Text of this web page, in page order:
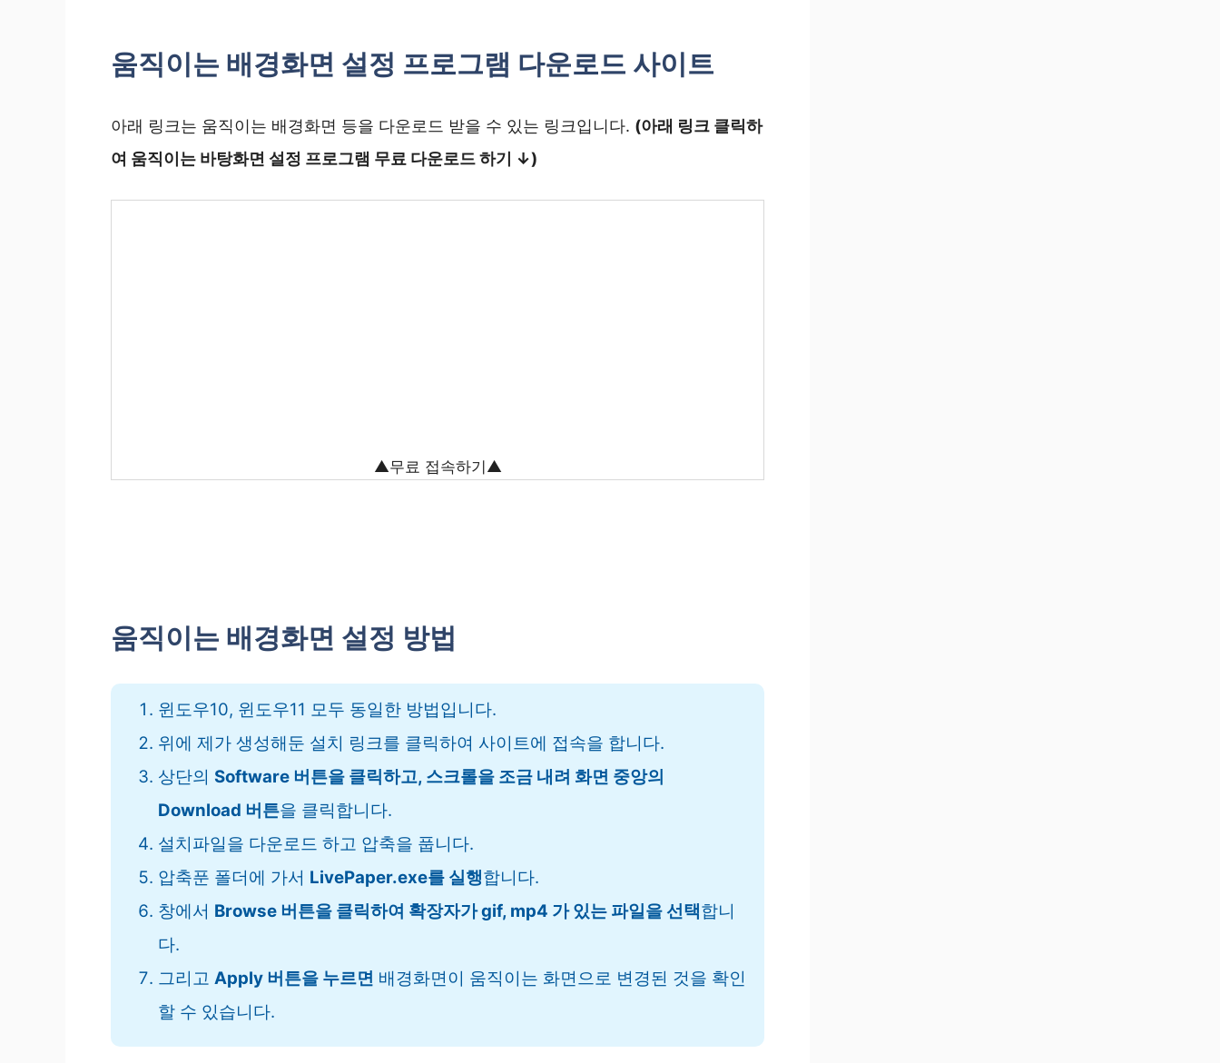
움직이는 배경화면 설정 프로그램 다운로드 사이트
아래 링크는 움직이는 배경화면 등을 다운로드 받을 수 있는 링크입니다. (아래 링크 클릭하
여 움직이는 바탕화면 설정 프로그램 무료 다운로드 하기 ↓)
▲무료 접속하기▲
움직이는 배경화면 설정 방법
윈도우10, 윈도우11 모두 동일한 방법입니다.
위에 제가 생성해둔 설치 링크를 클릭하여 사이트에 접속을 합니다.
상단의 Software 버튼을 클릭하고, 스크롤을 조금 내려 화면 중앙의
Download 버튼을 클릭합니다.
설치파일을 다운로드 하고 압축을 풉니다.
압축푼 폴더에 가서 LivePaper.exe를 실행합니다.
창에서 Browse 버튼을 클릭하여 확장자가 gif, mp4 가 있는 파일을 선택합니
다.
그리고Apply 버튼을 누르면 배경화면이 움직이는 화면으로 변경된 것을 확인
할 수 있습니다.